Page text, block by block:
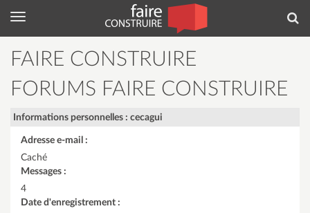
Menu
FAIRE CONSTRUIRE
FORUMS FAIRE CONSTRUIRE
Informations personnelles : cecagui
Adresse e-mail :
Caché
Messages :
4
Date d'enregistrement :